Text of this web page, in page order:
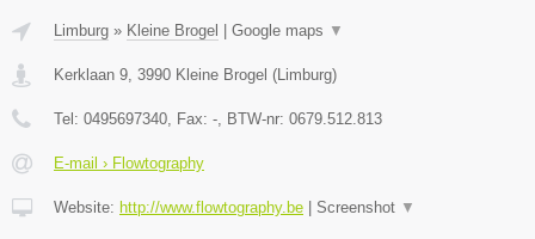
Limburg » Kleine Brogel Google maps ▼
Kerklaan 9 3990 Kleine Brogel ( Limburg)
Tel: 0495697340 , Fax: - , BTW-nr: 0679.512.813
E-mail › Flowtography
Website: http://www.flowtography.be Screenshot ▼